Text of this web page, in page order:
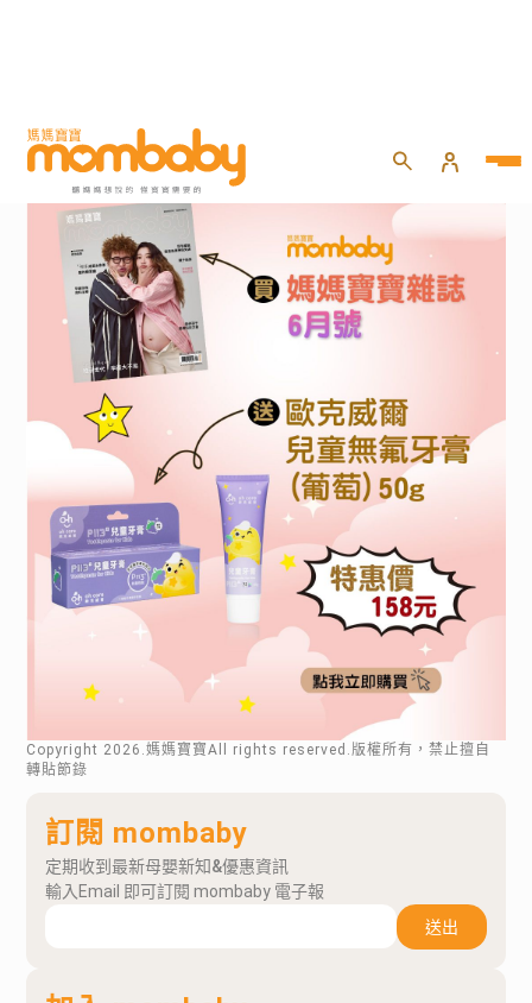
Copyright 2026 .媽媽寶寶All rights reserved.版權所有，禁止擅自
轉貼節錄
訂閱 mombaby
定期收到最新母嬰新知&優惠資訊
輸入Email 即可訂閱 mombaby 電子報
送出